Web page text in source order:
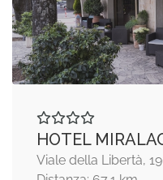
HOTEL
Viale della Libertà,